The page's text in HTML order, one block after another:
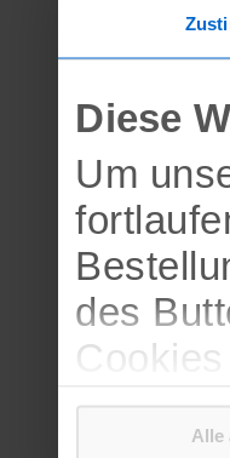
Diese
Um
des
Alle